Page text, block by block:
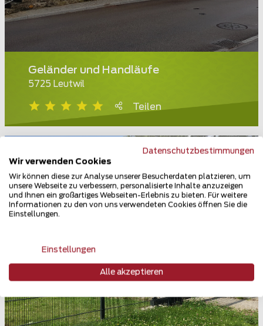
Geländer und Handläufe
5725 Leutwil
Teilen
Datenschutzbestimmungen
Wir verwenden Cookies
Wir können diese zur Analyse unserer Besucherdaten platzieren, um
unsere Webseite zu verbessern, personalisierte Inhalte anzuzeigen
und Ihnen ein großartiges Webseiten-Erlebnis zu bieten. Für weitere
Informationen zu den von uns verwendeten Cookies öffnen Sie die
Einstellungen.
Einstellungen
Alle akzeptieren